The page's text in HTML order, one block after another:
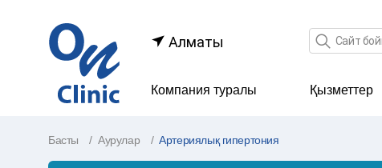
Алматы Іздеу өрісі
Компания туралы Қызметтер
Басты Аурулар Артериялық гипертония